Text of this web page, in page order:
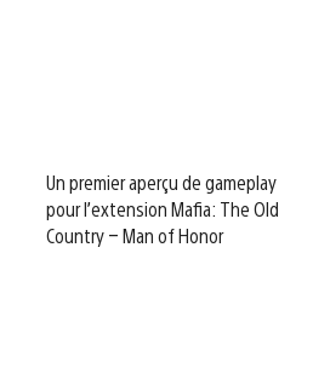
Un premier aperçu de gameplay
pour l’extension Mafia: The Old
Country – Man of Honor